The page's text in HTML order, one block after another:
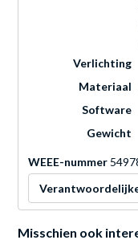
Verlichting
Materiaal
Software
Gewicht
WEEE-nummer
Misschien ook